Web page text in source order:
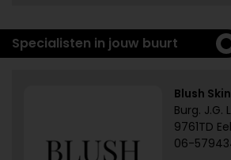
Specialisten in jouw buurt
Blush
Burg. J.G.
9761TD
06-